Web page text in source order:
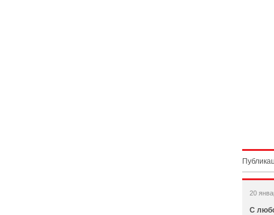
20
С